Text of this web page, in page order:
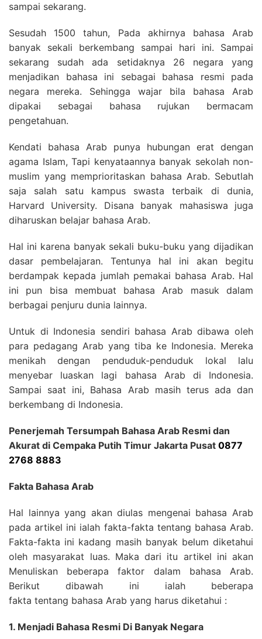
sampai sekarang.
Sesudah 1500 tahun, Pada akhirnya bahasa Arab
banyak sekali berkembang sampai hari ini. Sampai
sekarang sudah ada setidaknya 26 negara yang
menjadikan bahasa ini sebagai bahasa resmi pada
negara mereka. Sehingga wajar bila bahasa Arab
dipakai sebagai bahasa rujukan bermacam
pengetahuan.
Kendati bahasa Arab punya hubungan erat dengan
agama Islam, Tapi kenyataannya banyak sekolah non-
muslim yang memprioritaskan bahasa Arab. Sebutlah
saja salah satu kampus swasta terbaik di dunia,
Harvard University. Disana banyak mahasiswa juga
diharuskan belajar bahasa Arab.
Hal ini karena banyak sekali buku-buku yang dijadikan
dasar pembelajaran. Tentunya hal ini akan begitu
berdampak kepada jumlah pemakai bahasa Arab. Hal
ini pun bisa membuat bahasa Arab masuk dalam
berbagai penjuru dunia lainnya.
Untuk di Indonesia sendiri bahasa Arab dibawa oleh
para pedagang Arab yang tiba ke Indonesia. Mereka
menikah dengan penduduk-penduduk lokal lalu
menyebar luaskan lagi bahasa Arab di Indonesia.
Sampai saat ini, Bahasa Arab masih terus ada dan
berkembang di Indonesia.
Penerjemah Tersumpah Bahasa Arab Resmi dan
Akurat di Cempaka Putih Timur Jakarta Pusat 0877
2768 8883
Fakta Bahasa Arab
Hal lainnya yang akan diulas mengenai bahasa Arab
pada artikel ini ialah fakta-fakta tentang bahasa Arab.
Fakta-fakta ini kadang masih banyak belum diketahui
oleh masyarakat luas. Maka dari itu artikel ini akan
Menuliskan beberapa faktor dalam bahasa Arab.
Berikut dibawah ini ialah beberapa
fakta tentang bahasa Arab yang harus diketahui :
1. Menjadi Bahasa Resmi Di Banyak Negara